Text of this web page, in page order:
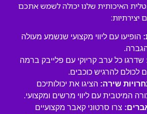
האיכותית שלנו יכולה לשמש אתכם
יצירתיות:
הופיעו עם ליווי מקצועי שנשמע מעולה
שדרגו כל ערב קריוקי עם פלייבק ברמה
לכולם להרגיש כוכבים.
שירה: הציגו את יכולותיכם
המיטבית עם ליווי מרשים ומקצועי.
צרו סרטוני קאבר מקצועיים